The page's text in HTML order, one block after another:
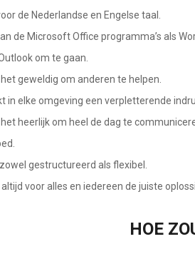
de Nederlandse en Engelse taal.
de Microsoft Office programma’s als
om te gaan.
geweldig om anderen te helpen.
in elke omgeving een verpletterende
heerlijk om heel de dag te
gestructureerd als flexibel.
voor alles en iedereen de juiste
HOE